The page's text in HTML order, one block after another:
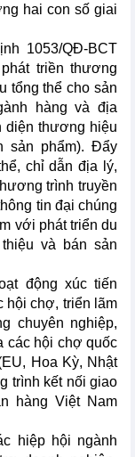
hai con số giai
1053/QĐ-BCT
triền thương
tổng thể cho sản
hàng và địa
diện thương hiệu
sản phẩm). Đẩy
chỉ dẫn địa lý,
trình truyền
tin đại chúng
với phát triển du
và bán sản
động xúc tiến
hội chợ, triển lãm
chuyên nghiệp,
các hội chợ quốc
Hoa Kỳ, Nhật
trình kết nối giao
hàng Việt Nam
hiệp hội ngành